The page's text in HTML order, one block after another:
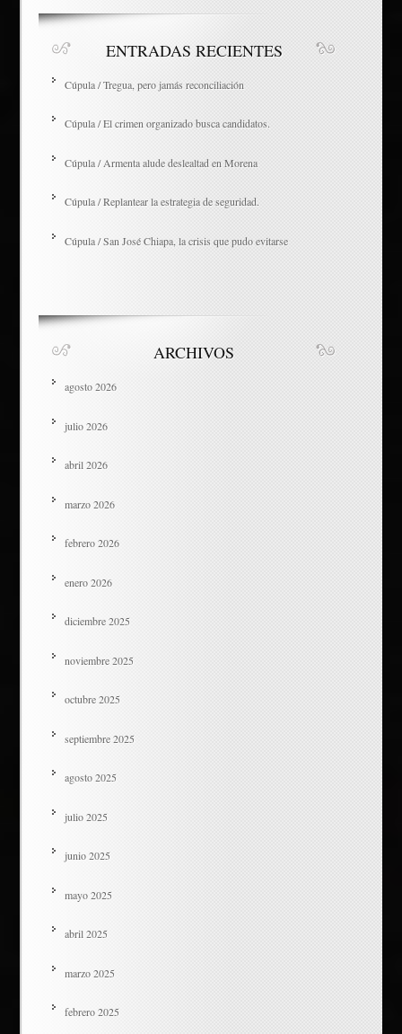
ENTRADAS RECIENTES
Cúpula / Tregua, pero jamás reconciliación
Cúpula / El crimen organizado busca candidatos.
Cúpula / Armenta alude deslealtad en Morena
Cúpula / Replantear la estrategia de seguridad.
Cúpula / San José Chiapa, la crisis que pudo evitarse
ARCHIVOS
agosto 2026
julio 2026
abril 2026
marzo 2026
febrero 2026
enero 2026
diciembre 2025
noviembre 2025
octubre 2025
septiembre 2025
agosto 2025
julio 2025
junio 2025
mayo 2025
abril 2025
marzo 2025
febrero 2025